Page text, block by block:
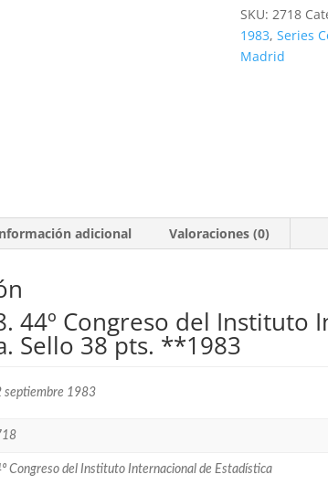
Estadística.
38
pts.
SKU:2718
1983,Series
Madrid
adicional Valoraciones (0)
44º Congreso del Instituto
Sello 38 pts. **1983
septiembre 1983
Congreso del Instituto Internacional de Estadística